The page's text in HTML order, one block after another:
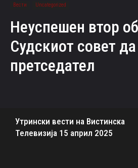
Uncategorized
Вести
Неуспешен втор
Судскиот совет
претседател
Утрински вести на Вистинска
Телевизија 15 април 2025